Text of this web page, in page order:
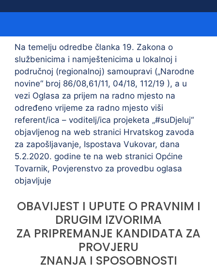
Na temelju odredbe članka 19. Zakona o
službenicima i namještenicima u lokalnoj i
područnoj (regionalnoj) samoupravi („Narodne
novine“ broj 86/08,61/11, 04/18, 112/19 ), a u
vezi Oglasa za prijem na radno mjesto na
određeno vrijeme za radno mjesto viši
referent/ica – voditelj/ica projeketa „#suDjeluj“
objavljenog na web stranici Hrvatskog zavoda
za zapošljavanje, Ispostava Vukovar, dana
5.2.2020. godine te na web stranici Općine
Tovarnik, Povjerenstvo za provedbu oglasa
objavljuje
OBAVIJEST I UPUTE O PRAVNIM I
DRUGIM IZVORIMA
ZA PRIPREMANJE KANDIDATA ZA
PROVJERU
ZNANJA I SPOSOBNOSTI